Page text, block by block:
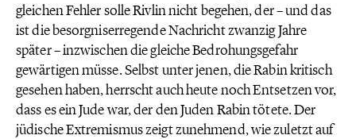
gleichen Fehler solle Rivlin nicht begehen, der – und das
ist die besorgniserregende Nachricht zwanzig Jahre
später – inzwischen die gleiche Bedrohungsgefahr
gewärtigen müsse. Selbst unter jenen, die Rabin kritisch
gesehen haben, herrscht auch heute noch Entsetzen vor,
dass es ein Jude war, der den Juden Rabin tötete. Der
jüdische Extremismus zeigt zunehmend, wie zuletzt auf